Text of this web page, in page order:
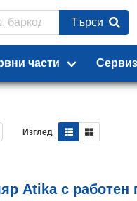
Търси
части Сервиз
Изглед
Atika с работен